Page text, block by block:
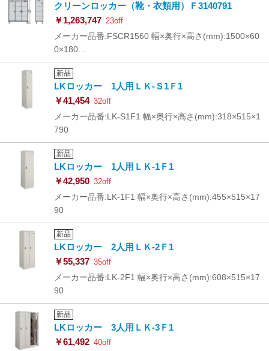
クリーンロッカー（靴・衣類用）Ｆ3140791
￥1,263,747 23off
メーカー品番:FSCR1560 幅×奥行×高さ(mm):1500×60
0×180…
新品
LKロッカー 1人用ＬＫ-Ｓ1Ｆ1
￥41,454 32off
メーカー品番:LK-S1F1 幅×奥行×高さ(mm):318×515×1
790
新品
LKロッカー 1人用ＬＫ-1Ｆ1
￥42,950 32off
メーカー品番:LK-1F1 幅×奥行×高さ(mm):455×515×17
90
新品
LKロッカー 2人用ＬＫ-2Ｆ1
￥55,337 35off
メーカー品番:LK-2F1 幅×奥行×高さ(mm):608×515×17
90
新品
LKロッカー 3人用ＬＫ-3Ｆ1
￥61,492 40off